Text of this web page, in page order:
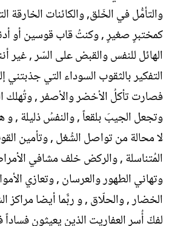
والتأمُّل في الخَلق, والكائنات الخارقة
كمختبرٍ صغيرٍ , وكنتُ قاب قوسين أو
الهائل للنفس والقبض على السّر , غير
التفكير بالثقوب السوداء التي جذبتني
فصارت تأكلُ الأخضر والأصفر , وتُهلك
وتجعل الجيبَ بلقعاً , والنفسُ ذليلة ,
لا محالة من تواصل الشُغل , وتأمين
المُتناسلة , والركض خلف مشافي
وتهاني الطهور والعرسان , وتعازي
الخضار , والحلّاق , و ربًّما أيضا
لفكّ أُسر العفاريت الذين يعيثون